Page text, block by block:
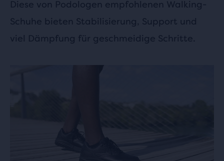
Diese von Podologen empfohlenen Walking-
Schuhe bieten Stabilisierung, Support und
viel Dämpfung für geschmeidige Schritte.